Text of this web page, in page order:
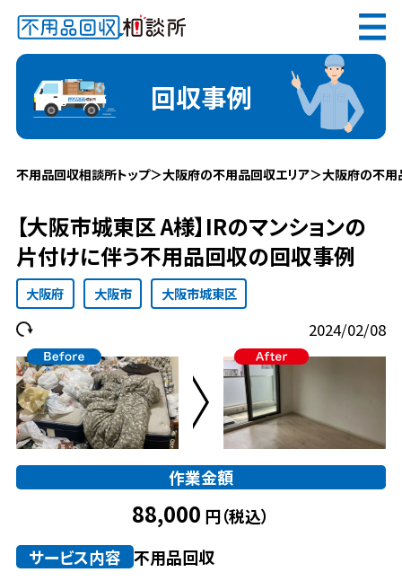
電話で無料お見積り（受付 8:30-17:30）
当社について
回収事例
不用品回収相談所トップ＞大阪府の不用品回収エリア＞大阪府の不用
【大阪市城東区 A様】IRのマンションの
片付けに伴う不用品回収の回収事例
大阪府 大阪市 大阪市城東区
2024/02/08
作業金額
88,000 円（税込）
サービス内容 不用品回収